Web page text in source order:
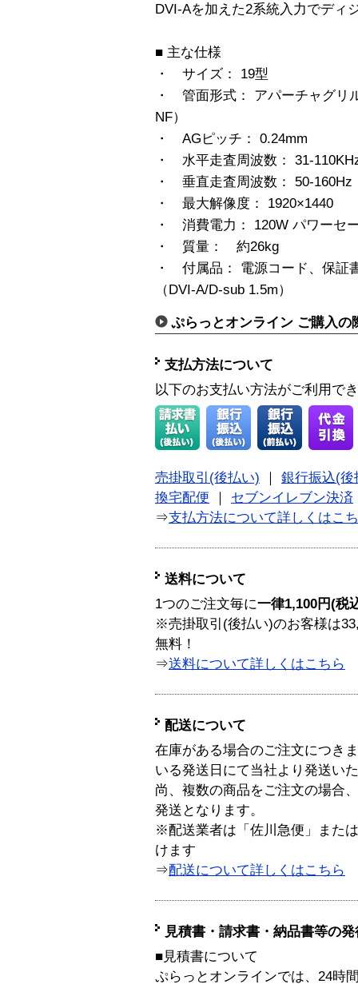
DVI-Aを加えた2系統入力でディ
■ 主な仕様
・ サイズ： 19型
・ 管面形式： アパーチャグリ
NF）
・ AGピッチ： 0.24mm
・ 水平走査周波数： 31-
・ 垂直走査周波数： 50-160Hz
・ 最大解像度： 1920×1440
・ 消費電力： 120W パワーセ
・ 質量： 約26kg
・ 付属品： 電源コード、保証
（DVI-A/D-sub 1.5m）
ぷらっとオンライン ご購入の
支払方法について
以下のお支払い方法がご利用で
売掛取引(後払い)
銀行振込(後
換宅配便
セブンイレブン決済
⇒支払方法について詳しくはこ
送料について
1つのご注文毎に一律1,100円(税
※売掛取引(後払い)のお客様は
無料！
⇒送料について詳しくはこちら
配送について
在庫がある場合のご注文につき
いる発送日にて当社より発送い
尚、複数の商品をご注文の場合
発送となります。
※配送業者は「佐川急便」また
けます
⇒配送について詳しくはこちら
見積書・請求書・納品書等の
■見積書について
ぷらっとオンラインでは、24時